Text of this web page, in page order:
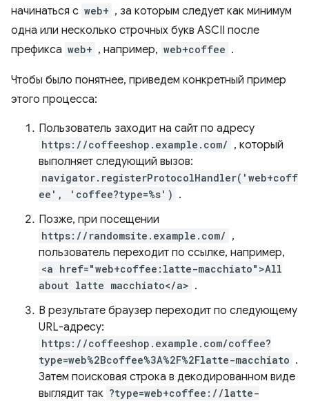
начинаться с web+ , за которым следует как минимум
одна или несколько строчных букв ASCII после
префикса web+ , например, web+coffee .
Чтобы было понятнее, приведем конкретный пример
этого процесса:
Пользователь заходит на сайт по адресу
https://coffeeshop.example.com/ , который
выполняет следующий вызов:
navigator.registerProtocolHandler('web+coff
ee', 'coffee?type=%s') .
Позже, при посещении
https://randomsite.example.com/ ,
пользователь переходит по ссылке, например,
<a href="web+coffee:latte-macchiato">All
about latte macchiato</a> .
В результате браузер переходит по следующему
URL-адресу:
https://coffeeshop.example.com/coffee?
type=web%2Bcoffee%3A%2F%2Flatte-macchiato .
Затем поисковая строка в декодированном виде
выглядит так ?type=web+coffee://latte-